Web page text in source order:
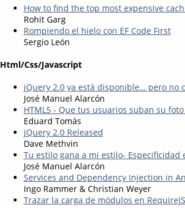
How to find the top most expensive
Rohit Garg
Rompiendo el hielo con EF Code First
Sergio León
Html/Css/Javascript
jQuery 2.0 ya está disponible… pero no
José Manuel Alarcón
HTML5 - Que tus usuarios suban su
Eduard Tomás
jQuery 2.0 Released
Dave Methvin
Tu estilo gana a mi estilo- Especificidad
José Manuel Alarcón
Services and Dependency Injection in
Ingo Rammer & Christian Weyer
Trazar la carga de módulos en RequireJS